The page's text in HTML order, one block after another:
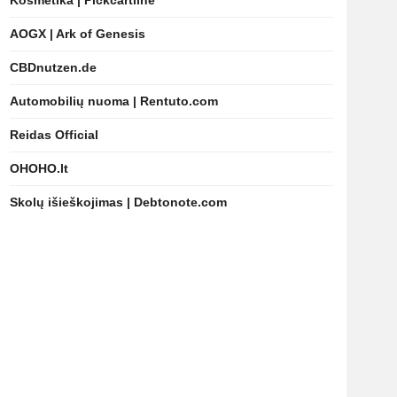
AOGX | Ark of Genesis
CBDnutzen.de
Automobilių nuoma | Rentuto.com
Reidas Official
OHOHO.lt
Skolų išieškojimas | Debtonote.com